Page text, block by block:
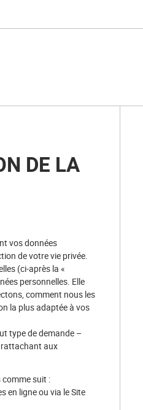
DE LA
vos données
de votre vie privée.
(ci-après la «
personnelles. Elle
comment nous les
la plus adaptée à vos
type de demande –
rattachant aux
suit :
en ligne ou via le Site